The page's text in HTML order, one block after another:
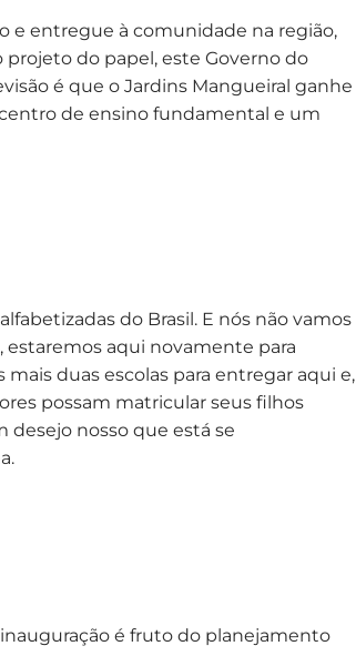
e entregue à comunidade na região,
projeto do papel, este Governo do
é que o Jardins Mangueiral ganhe
de ensino fundamental e um
do Brasil. E nós não vamos
estaremos aqui novamente para
duas escolas para entregar aqui e,
possam matricular seus filhos
desejo nosso que está se
é fruto do planejamento